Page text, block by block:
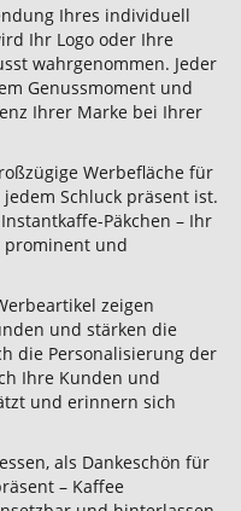
Ihres individuell
Ihr Logo oder Ihre
wahrgenommen. Jeder
Genussmoment und
Ihrer Marke bei Ihrer
Werbefläche für
Schluck präsent ist.
Päkchen – Ihr
prominent und
zeigen
und stärken die
die Personalisierung der
Ihre Kunden und
und erinnern sich
als Dankeschön für
– Kaffee